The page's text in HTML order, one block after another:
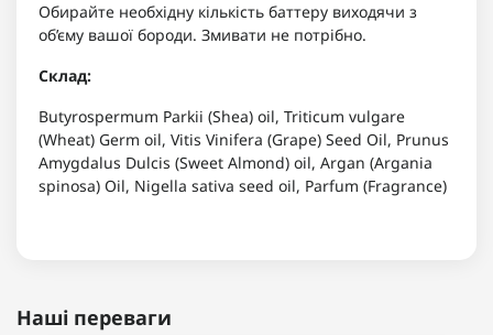
Обирайте необхідну кількість баттеру виходячи з
об’єму вашої бороди. Змивати не потрібно.
Склад:
Butyrospermum Parkii (Shea) oil, Triticum vulgare
(Wheat) Germ oil, Vitis Vinifera (Grape) Seed Oil, Prunus
Amygdalus Dulcis (Sweet Almond) oil, Argan (Argania
spinosa) Oil, Nigella sativa seed oil, Parfum (Fragrance)
Наші переваги